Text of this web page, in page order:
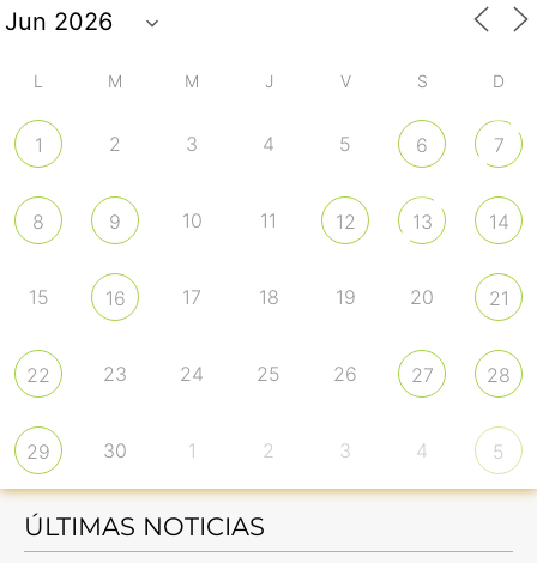
L M M J V S D
1 2 3 4 5 6 7
8 9 10 11 12 13 14
15 16 17 18 19 20 21
22 23 24 25 26 27 28
29 30 1 2 3 4 5
ÚLTIMAS NOTICIAS